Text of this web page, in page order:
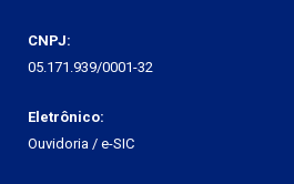
CNPJ:
05.171.939/0001-32
Eletrônico:
Ouvidoria / e-SIC